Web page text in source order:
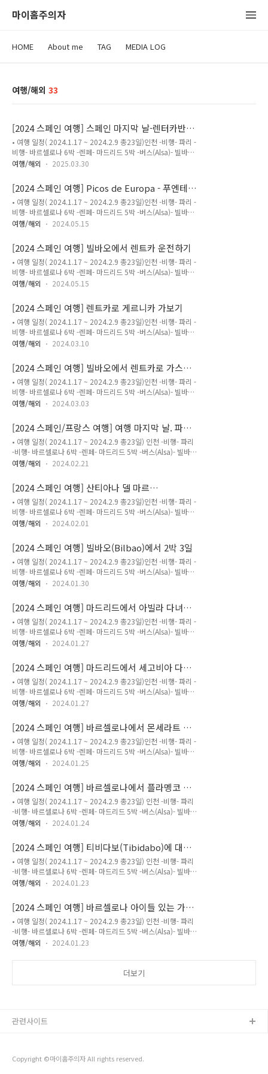
마이홈주의자
HOME About me TAG MEDIA LOG
여행/해외 33
[2024 스페인 여행] 스페인 마지막 날-렌터카반
납,빌바오 공항
• 여행 일정( 2024.1.17 ~ 2024.2.9 총23일)인천 -비행- 파리 -
비행- 바르셀로나 6박 -렌페- 마드리드 5박 -버스(Alsa)- 빌바오
2박 -렌트카- 산티아나 델 마르2박 -빌바오렌트카반납후 비행-
다시 빌바오로 향했다.남은 일정은 빌바오에서 빌린 렌터카를 공
항에 반납하는 것과 빌바오 공항에서 비행기 탑승이다. 스페인에
서의 마지막 여정이다.마지막 일정이니 아침에 일찍 일어난 우리
는 다시 한번 산티아나 델 마르 동네를 거닐었다. 이 오래된 시골
마을의 분위기를 한번이라도 더 기억에 넣고 싶었다. 아이들도
니 조식 시간.조식을 먹고 우리는 바로 체크아웃을 하고..
여행/해외 2025.03.30
[2024 스페인 여행] Picos de Europa - 푸엔테
데(Fuente Dé) 가보기
• 여행 일정( 2024.1.17 ~ 2024.2.9 총23일)인천 -비행- 파리 -
비행- 바르셀로나 6박 -렌페- 마드리드 5박 -버스(Alsa)- 빌바오
2박 -렌트카- 산티아나 델 마르2박 -빌바오렌트카반납후 비행-
은 가장 큰 이유는 두가지 였다.하나는 구겐하임 미술관이고 두
번째는 푸엔테 데(Fuente Dé)였다.구겐하임 미술관은 미국 뉴저
지에 살때도 가본 적이 있어서 머리 속에 남아 있었지만 그때는
건축물에 관심이 없었지만 2020년 스페인 여행을 계획하면서
안토니 가우디를 시작으로 건축가에도 관심을 갖게 되었다. 그러
이어졌다.푸엔테 데(Fuente Dé)는 2020년..
여행/해외 2024.05.15
[2024 스페인 여행] 빌바오에서 렌트카 운전하기
• 여행 일정( 2024.1.17 ~ 2024.2.9 총23일)인천 -비행- 파리 -
비행- 바르셀로나 6박 -렌페- 마드리드 5박 -버스(Alsa)- 빌바오
2박 -렌트카- 산티아나 델 마르2박 -빌바오렌트카반납후 비행-
가지가 렌트카 예약이었다. 4년 전 여행에서 스페인 남부의 코스
타 델 솔(Costa del sol)을 렌트카로 운전해 봤었기 때문에 이번
여행에서는 빌바오를 비롯한 북부 지방을 꼭 렌트카로 운전해 보
고 싶었다.스페인은 기본적으로 도로가 아주 잘되어 있는 나라이
다. 그리고 대부분의 고속도로가 무료이다. 아래 고속도로 정보
용을 지불한 적이 없었다. 이번 3일간의 렌트카 ..
여행/해외 2024.05.15
[2024 스페인 여행] 렌트카로 게르니카 가보기
• 여행 일정( 2024.1.17 ~ 2024.2.9 총23일)인천 -비행- 파리 -
비행- 바르셀로나 6박 -렌페- 마드리드 5박 -버스(Alsa)- 빌바오
2박 -렌트카- 산티아나 델 마르2박 -빌바오렌트카반납후 비행-
들른 곳이 게르니카이다.게르니카는 피카소의 그림으로 유명해
진 스페인 북부의 소도시이다.4년전 스페인 여행을 준비하면서
알게된 게르니카. 그때는 북부지역을 계획하지 않아서 가보지 못
했는데 마드리드 소피아 미술관에서 파블로 피카소가 그린 그림
'게르니카'를 보게 되었다.굉장히 큰 그림이었고 한동안 그림을
니카를 나의 버킷 리스트에 넣게 되었다.4년동안 마음 속 버킷리
스..
여행/해외 2024.03.10
[2024 스페인 여행] 빌바오에서 렌트카로 가스텔
루가체 가보기
• 여행 일정( 2024.1.17 ~ 2024.2.9 총23일)인천 -비행- 파리 -
비행- 바르셀로나 6박 -렌페- 마드리드 5박 -버스(Alsa)- 빌바오
2박 -렌트카- 산티아나 델 마르2박 -빌바오렌트카반납후 비행-
에서 차를 렌트하였다.빌바오에서 2박하고 체크아웃을 했으니
모든 짐을 다 차에 실었다. 역시나 캐리어가 너무 많았다.20인치
캐리어 2개와 10인치 캐리어 3개.차량은 이미 한국에서 미드 사
이즈 SUV를 선택해 예약을 해 놓았다.빌바오에서 산티아나 델
마르(Santillana del Mar)까지는 차로 약 1시간 30분(약
차로 약 40분(약 40..
여행/해외 2024.03.03
[2024 스페인/프랑스 여행] 여행 마지막 날. 파리
에서 소매치기
• 여행 일정( 2024.1.17 ~ 2024.2.9 총23일) 인천 -비행- 파리
-비행- 바르셀로나 6박 -렌페- 마드리드 5박 -버스(Alsa)- 빌바오
2박 -렌트카- 산티아나 델 마르2박 -빌바오렌트카반납후 비행-
CDG(샤를드골)공항을 가려면 M10을 타고 노틀담성당역
(Saint-Michel Notre-Dame)에서 RER B라인으로 갈아타야 한
다. 우리나라도 공항버스 또는 공항철도를 이용해야 인천공항을
갈 수 있는 것 처럼 파리에서 전철을 타고 샤를드골 공항을 가려
면 반드시 RER B라인을 타야 하는데 당하고 보니 RER B라인의
리 가족이 각자 캐리어 한개 또는 두개를..
여행/해외 2024.02.21
[2024 스페인 여행] 산티아나 델 마르
(Santillana del Mar)에서 2박 3일
• 여행 일정( 2024.1.17 ~ 2024.2.9 총23일)인천 -비행- 파리 -
비행- 바르셀로나 6박 -렌페- 마드리드 5박 -버스(Alsa)- 빌바오
2박 -렌트카- 산티아나 델 마르2박 -빌바오렌트카반납후 비행-
것이 4년전(2020년)에 크고 유명한 도시 위주의 여행을 했으니
이번에는 소도시를 몇군데라도 가보자 했었다.스페인 관련 도서
를 몇권 사서 읽고 인터넷 블로그와 유튜브를 열심히 검색해 가
면서 알게 된 것이 '리얼스페인'이란 유튜브 채널을 운영하시는
이혜원 가이드님이었다.이분의 스페인 영상을 몽땅 보게 되었고
의 소도시 산티아나 델 마르(Santillana del..
여행/해외 2024.02.01
[2024 스페인 여행] 빌바오(Bilbao)에서 2박 3일
• 여행 일정( 2024.1.17 ~ 2024.2.9 총23일)인천 -비행- 파리 -
비행- 바르셀로나 6박 -렌페- 마드리드 5박 -버스(Alsa)- 빌바오
2박 -렌트카- 산티아나 델 마르2박 -빌바오 렌트카반납후 비행-
한다. 에어비엔비로 예약한 숙소는 시내 중심에 있는데 너무 마
음에 들어 좋았다.많은 사람들이 산티아고 데 빌바오 대성당 근
처의 구시가지로 많이들 잡으시는 것 같던데 경험해 보니 그쪽은
밤에 많이 시끄러울 것 같았다. 기차로 도착한다면 기차역 옆의
네르비온 강 건너가 바로 구시가지여서 숙소도 그쪽으로 잡으려
와 미리 검색해둔 파이브 가이즈 버거로 향했다. 기차역을..
여행/해외 2024.01.30
[2024 스페인 여행] 마드리드에서 아빌라 다녀오
기
• 여행 일정( 2024.1.17 ~ 2024.2.9 총23일)인천 -비행- 파리 -
비행- 바르셀로나 6박 -렌페- 마드리드 5박 -버스(Alsa)- 빌바오
2박 -렌트카- 산티아나 델 마르2박 -빌바오렌트카반납후 비행-
곳이다.마드리드에서 갈수 있는 소도시는 여러 곳이 있지만 4년
전에 이미 다녀왔던 톨레도는 제외했다. 수도교가 다시 보고 싶
어 세고비아를 가기로 했고 그다음 한 두군데를 어디로 할까 고
민을 많이 했는데.처음에는 살라망카를 넣었고 그 다음 쿠엥카를
넣었다.쿠엥카는 대중교통으로 가기에는 어렵다는 글들이 있고
쿠엥카와 비슷한 거리였고 의외로 큰 도시란 걸 파악하고 빼기..
여행/해외 2024.01.27
[2024 스페인 여행] 마드리드에서 세고비아 다녀
오기
• 여행 일정( 2024.1.17 ~ 2024.2.9 총23일)인천 -비행- 파리 -
비행- 바르셀로나 6박 -렌페- 마드리드 5박 -버스(Alsa)- 빌바오
2박 -렌트카- 산티아나 델 마르2박 -빌바오렌트카반납후 비행-
Avanza 버스로 다녀왔다.이에 대한 정보가 많이 없었기 때문에
아래와 같이 사진을 좀 자세하게 찍었다.세고비아는 4년전에 다
녀왔지만 당시에는 당일 가이드 투어로 다녀왔었는데 항상 느끼
는대로 가이드 투어는 시간이 부족하다. 당시에 여기는 나중에
꼭 다시와야지 하고 찍어놓았었다.왜냐고? 세고비아 수도교가
일정에 세고비아를 우리 가족만 직접 다녀오기로 한 것이다...
여행/해외 2024.01.27
[2024 스페인 여행] 바르셀로나에서 몬세라트 다
녀오기
• 여행 일정( 2024.1.17 ~ 2024.2.9 총23일)인천 -비행- 파리 -
비행- 바르셀로나 6박 -렌페- 마드리드 5박 -버스(Alsa)- 빌바오
2박 -렌트카- 산티아나 델 마르2박 -빌바오렌트카반납후 비행-
세라트를 가야 하는데 전날부터 이미 비 예보가 있었기 때문이
다. 몬세라트 티켓을 온라인에서 이미 예매해 놓았기 때문에 갈
수 밖에 없는 상황.하루를 온전히 몬세라트에 할애한 것이라 어
쩔수 없다. 오전 10:25분 전철. R5Monistrol de Montserrat 역
에서 내려 산악 열차를 갈아탄다.몬세라트 수도원에 도착. 내려
서 유명한 호세마리아 수비라치의 성 ..
여행/해외 2024.01.25
[2024 스페인 여행] 바르셀로나에서 플라멩코 공
연 보기
• 여행 일정( 2024.1.17 ~ 2024.2.9 총23일) 인천 -비행- 파리
-비행- 바르셀로나 6박 -렌페- 마드리드 5박 -버스(Alsa)- 빌바오
2박 -렌트카- 산티아나 델 마르2박 -빌바오렌트카반납후 비행-
엄청난 감동의 공연. 이번에도 플라멩코 공연을 꼭 보고 싶어 세
비야를 일정에 넣었다. 날짜와 동선을 따져보니 최종적으로 세비
야까지 갈 수 없어 결국 세비야는 일정에서 뺐다. 대신 바르셀로
나 또는 마드리드에서도 플라멩코 공연을 하니 거기서 보는 것으
로 일정을 잡았다. 바르셀로나에서 우리는 바르셀로나카드가 있
해 공연을 보게 되었다.(작은 아이는 50% 할인 받음 ^..
여행/해외 2024.01.24
[2024 스페인 여행] 티비다보(Tibidabo)에 대중
교통으로 가기
• 여행 일정( 2024.1.17 ~ 2024.2.9 총23일) 인천 -비행- 파리
-비행- 바르셀로나 6박 -렌페- 마드리드 5박 -버스(Alsa)- 빌바오
2박 -렌트카- 산티아나 델 마르2박 -빌바오렌트카반납후 비행-
이 여러군데 있다. 사그라다 파밀리아 성당의 타워도 있고 몬주
익성, 벙커도 있고 글로리스 빌딩도 있다. 벙커는 몇몇 한국인들
의 술주정 때문에 일몰시간에는 아예 문을 닫는다고 했다. 특히
못된 한인 민박 사장이 젊은 관광객들을 끌고 올라와 일몰을 보
며 파티를 벌인 것이 결정적이었다는 말들이 있다. 주민들의 민
여행/해외 2024.01.23
[2024 스페인 여행] 바르셀로나 아이들 있는 가
족 추천. 코스모카익사 과학 박물관
• 여행 일정( 2024.1.17 ~ 2024.2.9 총23일) 인천 -비행- 파리
-비행- 바르셀로나 6박 -렌페- 마드리드 5박 -버스(Alsa)- 빌바오
2박 -렌트카- 산티아나 델 마르2박 -빌바오렌트카반납후 비행-
(Museu de la Ciència CosmoCaixa) 바르셀로나 카드가 있으
른인 내 눈에도 잘 들어오지 않는데..
여행/해외 2024.01.23
더보기
Copyright ©마이홈주의자 All rights reserved.
관련사이트